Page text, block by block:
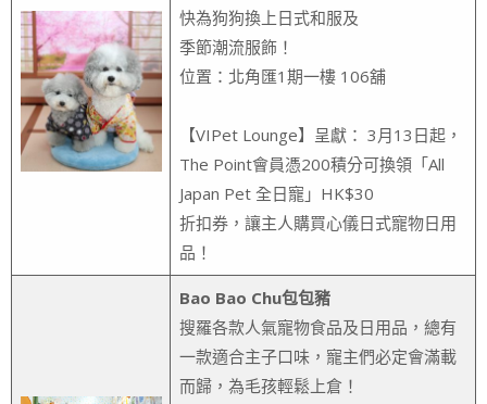
快為狗狗換上日式和服及
季節潮流服飾！
位置：北角匯1期一樓 106舖
【VIPet Lounge】呈獻： 3月13日起，
The Point會員憑200積分可換領「All
Japan Pet 全日寵」HK$30
折扣券，讓主人購買心儀日式寵物日用
品！
Bao Bao Chu包包豬
搜羅各款人氣寵物食品及日用品，總有
一款適合主子口味，寵主們必定會滿載
而歸，為毛孩輕鬆上倉！